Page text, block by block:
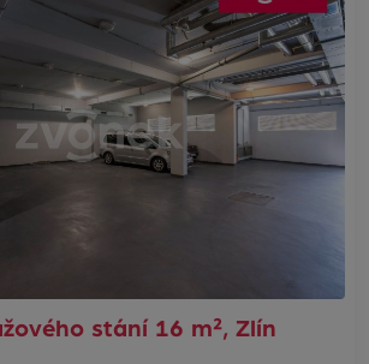
stání 16 m², Zlín